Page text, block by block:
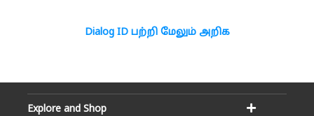
Dialog ID பற்றி மேலும் அறிக
Explore and Shop